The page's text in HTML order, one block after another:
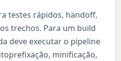
testes rápidos, handoff,
trechos. Para um build
deve executar o pipeline
minificação,